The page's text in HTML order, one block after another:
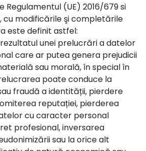
Regulamentul (UE) 2016/679 si
cu modificările şi completările
este definit astfel:
rezultatul unei prelucrări a datelor
care ar putea genera prejudicii
sau morală, în special în
poate conduce la
fraudă a identității, pierdere
reputației, pierderea
cu caracter personal
profesional, inversarea
sau la orice alt